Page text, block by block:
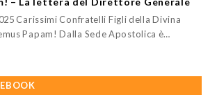
Carissimi Confratelli Figli della Divina
Papam! Dalla Sede Apostolica è…